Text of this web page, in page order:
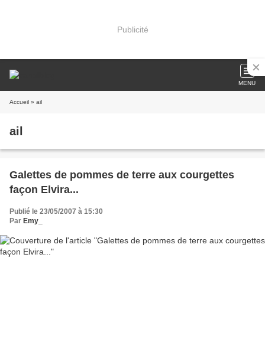
Publicité
MENU
Accueil » ail
ail
Galettes de pommes de terre aux courgettes
façon Elvira...
Publié le 23/05/2007 à 15:30
Par Emy_